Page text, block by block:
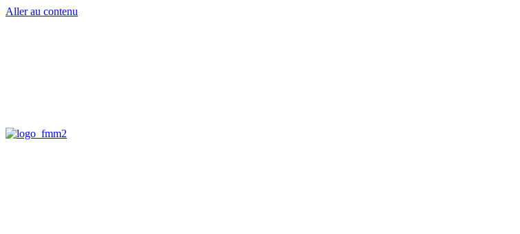
Aller au contenu